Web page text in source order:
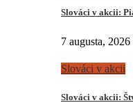
Slováci v akcii:
7 augusta, 2026
Slováci v akcii
Slováci v akcii: